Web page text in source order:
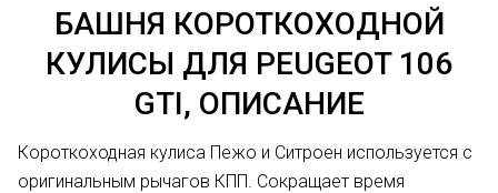
БАШНЯ КОРОТКОХОДНОЙ
КУЛИСЫ ДЛЯ PEUGEOT 106
GTI, ОПИСАНИЕ
Короткоходная кулиса Пежо и Ситроен используется с
оригинальным рычагов КПП. Сокращает время